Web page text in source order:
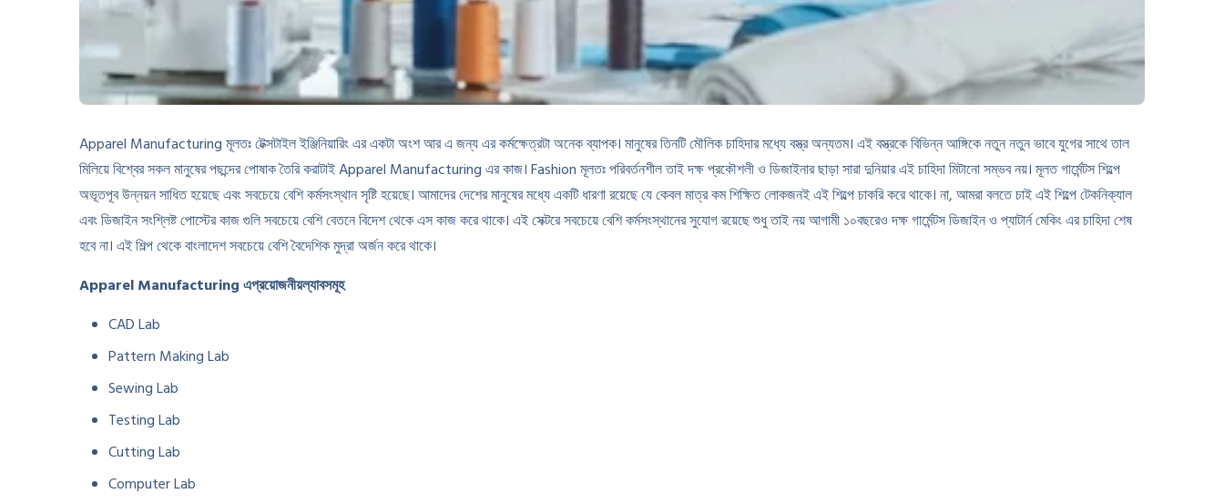
Apparel Manufacturing মূলতঃ টেক্সটাইল ইঞ্জিনিয়ারিং এর একটা অংশ আর এ জন্য এর কর্মক্ষেত্রটা অনেক ব্যাপক। মানুষের তিনটি মৌলিক চাহিদার মধ্যে বস্ত্র অন্যতম। এই বস্ত্রকে বিভিন্ন আঙ্গিকে নতুন নতুন ভাবে যুগের সাথে তাল
মিলিয়ে বিশ্বের সকল মানুষের পছন্দের পোষাক তৈরি করাটাই Apparel Manufacturing এর কাজ। Fashion মূলতঃ পরিবর্তনশীল তাই দক্ষ প্রকৌশলী ও ডিজাইনার ছাড়া সারা দুনিয়ার এই চাহিদা মিটানো সম্ভব নয়। মূলত গার্মেন্টস শিল্পে
অভূতপূব উন্নয়ন সাধিত হয়েছে এবং সবচেয়ে বেশি কর্মসংস্থান সৃষ্টি হয়েছে। আমাদের দেশের মানুষের মধ্যে একটি ধারণা রয়েছে যে কেবল মাত্র কম শিক্ষিত লোকজনই এই শিল্পে চাকরি করে থাকে। না, আমরা বলতে চাই এই শিল্পে টেকনিক্যাল
এবং ডিজাইন সংশ্লিষ্ট পোস্টের কাজ গুলি সবচেয়ে বেশি বেতনে বিদেশ থেকে এস কাজ করে থাকে। এই সেক্টরে সবচেয়ে বেশি কর্মসংস্থানের সুযোগ রয়েছে শুধু তাই নয় আগামী ১০বছরেও দক্ষ গার্মেন্টস ডিজাইন ও প্যাটার্ন মেকিং এর চাহিদা শেষ
হবে না। এই শিল্প থেকে বাংলাদেশ সবচেয়ে বেশি বৈদেশিক মুদ্রা অর্জন করে থাকে।
Apparel Manufacturing এপ্রয়োজনীয়ল্যাবসমূহ
CAD Lab
Pattern Making Lab
Sewing Lab
Testing Lab
Cutting Lab
Computer Lab